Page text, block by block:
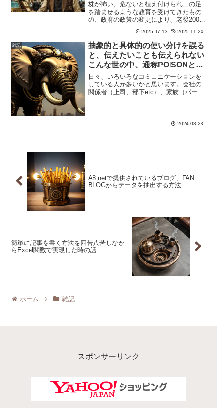
株が怖い、危ないと植え付けられ二の足
を踏ませるような教育を受けてきたもの
の、政府の政策の変更により、老後2000
万問題などで投資をしろと言われてもと
思っている人に向けて
2025.07.13 2025.11.24
雑記
抽象的と具体的の使い分けを誤る
と、伝えたいことも伝えられない
こんな世の中、通称POISONとな
ってしまう
日々、いろいろなコミュニケーションを
している人が多いかと思います。会社の
関係者（上司、部下etc）、家族（パート
付けしなさい具体...,もっと表示する2024.03.23
A8.netで提供されているブログ、FAN
BLOGからデータを抽出する方法
簡単に記事を書く方法を四苦八苦しなが
らExcel関数で実現した時の話
ホーム 雑記
スポンサーリンク